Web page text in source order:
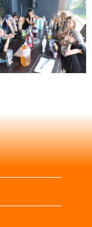
爪に亀裂・ひ
び割れが入っ
たら？ネイル
補強の目安と
予約前の注意